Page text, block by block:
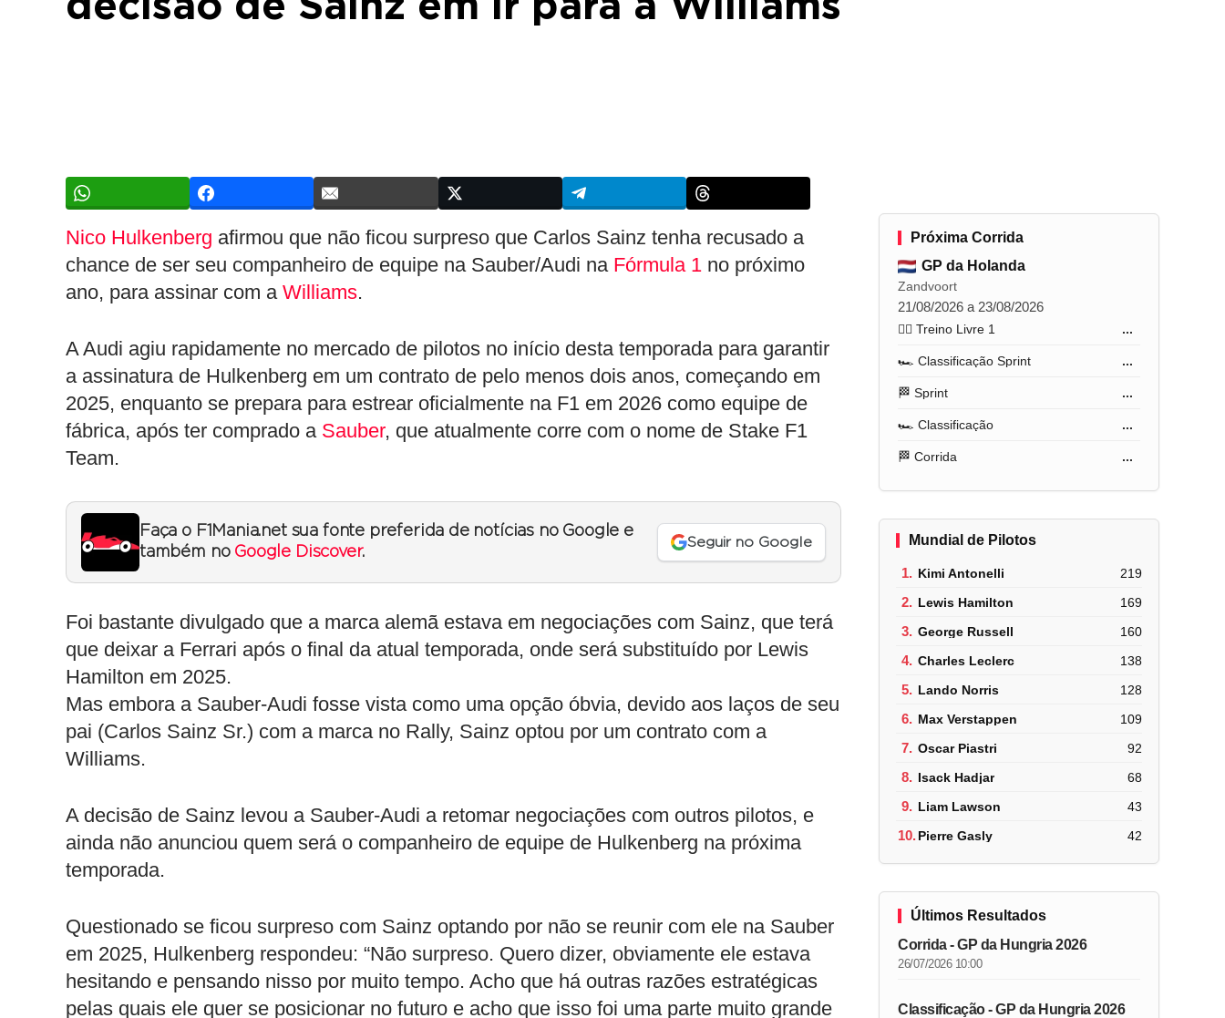
Nico Hulkenberg afirmou que não ficou surpreso que Carlos Sainz tenha recusado a
chance de ser seu companheiro de equipe na Sauber/Audi na Fórmula 1 no próximo
ano, para assinar com a Williams.
A Audi agiu rapidamente no mercado de pilotos no início desta temporada para garantir
a assinatura de Hulkenberg em um contrato de pelo menos dois anos, começando em
2025, enquanto se prepara para estrear oficialmente na F1 em 2026 como equipe de
fábrica, após ter comprado a Sauber, que atualmente corre com o nome de Stake F1
Team.
Faça o F1Mania.net sua fonte preferida de notícias no Google e
também no Google Discover.
Seguir no Google
Foi bastante divulgado que a marca alemã estava em negociações com Sainz, que terá
que deixar a Ferrari após o final da atual temporada, onde será substituído por Lewis
Hamilton em 2025.
Mas embora a Sauber-Audi fosse vista como uma opção óbvia, devido aos laços de seu
pai (Carlos Sainz Sr.) com a marca no Rally, Sainz optou por um contrato com a
Williams.
A decisão de Sainz levou a Sauber-Audi a retomar negociações com outros pilotos, e
ainda não anunciou quem será o companheiro de equipe de Hulkenberg na próxima
temporada.
Questionado se ficou surpreso com Sainz optando por não se reunir com ele na Sauber
em 2025, Hulkenberg respondeu: “Não surpreso. Quero dizer, obviamente ele estava
hesitando e pensando nisso por muito tempo. Acho que há outras razões estratégicas
pelas quais ele quer se posicionar no futuro e acho que isso foi uma parte muito grande
Próxima Corrida
GP da Holanda
Zandvoort
21/08/2026 a 23/08/2026
🏋️‍♂️ Treino Livre 1 ...
🏎️ Classificação Sprint ...
🏁 Sprint ...
🏎️ Classificação ...
🏁 Corrida ...
Mundial de Pilotos
1. Kimi Antonelli 219
2. Lewis Hamilton 169
3. George Russell 160
4. Charles Leclerc 138
5. Lando Norris 128
6. Max Verstappen 109
7. Oscar Piastri 92
8. Isack Hadjar 68
9. Liam Lawson 43
10.Pierre Gasly 42
Últimos Resultados
Corrida - GP da Hungria 2026
26/07/2026 10:00
Classificação - GP da Hungria 2026